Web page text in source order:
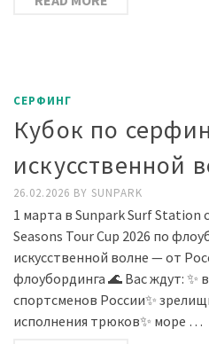
СЕРФИНГ
Кубок по
искусственной
26.02.2026 BY SUNPARK
1 марта в Sunpark Surf Station
Seasons Tour Cup 2026 по
искусственной волне — от
флоубординга 🌊 Вас ждут: ✨
спортсменов России✨
исполнения трюков✨ море …